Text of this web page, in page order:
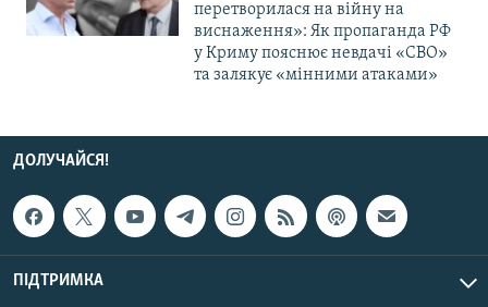
перетворилася на війну на
виснаження»: Як пропаганда РФ
у Криму пояснює невдачі «СВО»
та залякує «мінними атаками»
ДОЛУЧАЙСЯ!
ПІДТРИМКА